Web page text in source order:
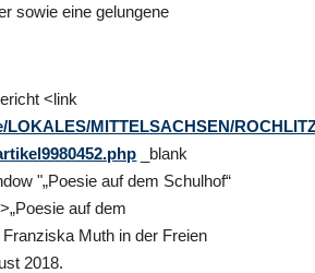
sowie eine gelungene
<link
MITTELSACHSEN/
_blank
"„Poesie auf dem Schulhof“
auf dem
Muth in der Freien
2018.